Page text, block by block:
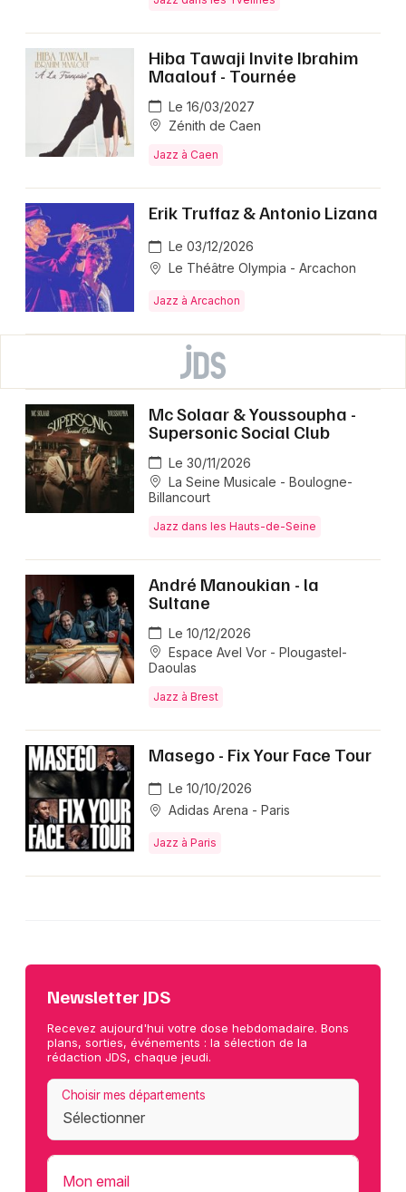
Hiba Tawaji Invite Ibrahim
Maalouf - Tournée
Le 16/03/2027
Zénith de Caen
Jazz à Caen
Erik Truffaz & Antonio Lizana
Le 03/12/2026
Le Théâtre Olympia - Arcachon
Jazz à Arcachon
Mc Solaar & Youssoupha -
Supersonic Social Club
Le 30/11/2026
La Seine Musicale - Boulogne-
Billancourt
Jazz dans les Hauts-de-Seine
André Manoukian - la
Sultane
Le 10/12/2026
Espace Avel Vor - Plougastel-
Daoulas
Jazz à Brest
Masego - Fix Your Face Tour
Le 10/10/2026
Adidas Arena - Paris
Jazz à Paris
Newsletter JDS
Recevez aujourd'hui votre dose hebdomadaire. Bons
plans, sorties, événements : la sélection de la
rédaction JDS, chaque jeudi.
Choisir mes départements
Mon email